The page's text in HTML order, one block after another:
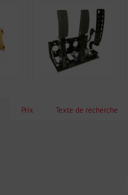
Prix Texte de recherche